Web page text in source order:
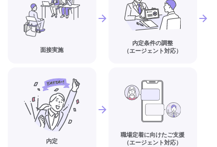
面接実施
内定条件の調整
（エージェント対応）
内定
職場定着に向けたご支援
（エージェント対応）